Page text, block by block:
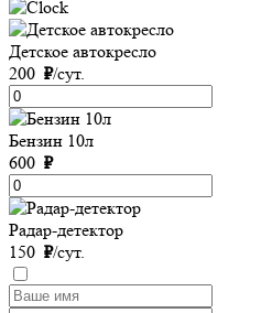
Детское автокресло
200 ₽/сут.
Бензин 10л
600 ₽
Радар-детектор
150 ₽/сут.